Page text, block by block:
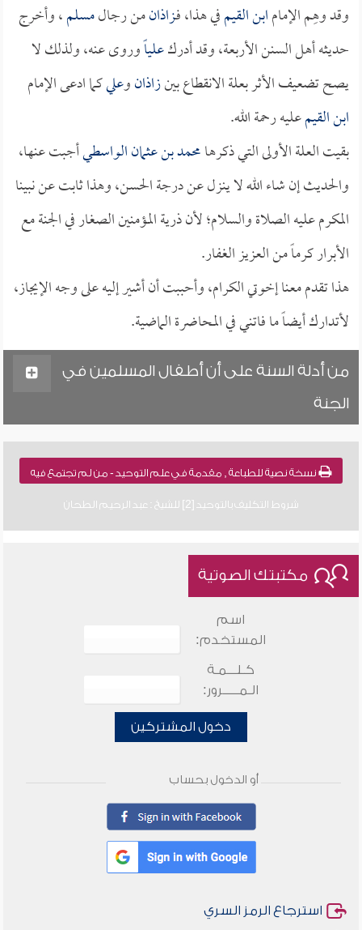
وقد وهِم الإمامابن القيمفي هذا، فـزاذانمن رجالمسلم، وأخرج
حديثه أهل السنن الأربعة، وقد أدركعلياًوروى عنه، ولذلك لا
يصح تضعيف الأثر بعلة الانقطاع بينزاذانوعليكما ادعى الإمام
ابن القيمعليه رحمة الله.
بقيت العلة الأولى التي ذكرهامحمد بن عثمان الواسطيأجبت عنها،
والحديث إن شاء الله لا ينزل عن درجة الحسن، وهذا ثابت عن نبينا
المكرم عليه الصلاة والسلام؛ لأن ذرية المؤمنين الصغار في الجنة مع
الأبرار كرماً من العزيز الغفار.
هذا تقدم معنا إخوتي الكرام، وأحببت أن أشير إليه على وجه الإيجاز،
لأتدارك أيضاً ما فاتني في المحاضرة الماضية.
من أدلة السنة على أن أطفال المسلمين في
الجنة
نسخة نصية للطباعة , مقدمة في علم التوحيد - من لم تجتمع فيه
شروط التكليف بالتوحيد [2] للشيخ : عبد الرحيم الطحان
مكتبتك الصوتية
اسم
المستخدم:
كـلـــمـة
الـمـــــرور:
دخول المشتركين
أو الدخول بحساب
استرجاع الرمز السري